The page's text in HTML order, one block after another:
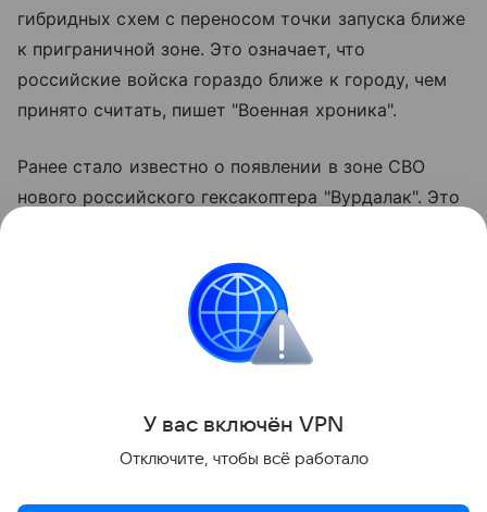
гибридных схем с переносом точки запуска ближе
к приграничной зоне. Это означает, что
российские войска гораздо ближе к городу, чем
принято считать, пишет "Военная хроника".
Ранее стало известно о появлении в зоне СВО
нового российского гексакоптера "Вурдалак". Это
дрона, при ее создании упор делался на качества:
более других нужные на передовой: простоту,
живучесть, модульную конструкцию и
возможность автономной работы.
Поделиться
У вас включён VPN
Отключите, чтобы всё работало